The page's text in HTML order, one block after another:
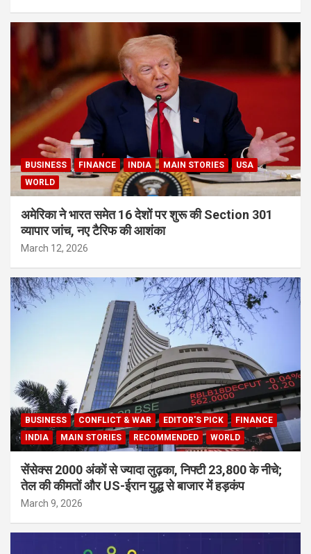
BUSINESS FINANCE INDIA MAIN STORIES
USA
WORLD
अमेरिका ने भारत समेत 16 देशों पर शुरू की Section 301
व्यापार जांच, नए टैरिफ की आशंका
March 12, 2026
BUSINESS CONFLICT & WAR EDITOR'S PICK
FINANCE
INDIA
MAIN STORIES RECOMMENDED WORLD
सेंसेक्स 2000 अंकों से ज्यादा लुढ़का, निफ्टी 23,800 के नीचे;
तेल की कीमतों और US-ईरान युद्ध से बाजार में हड़कंप
March 9, 2026